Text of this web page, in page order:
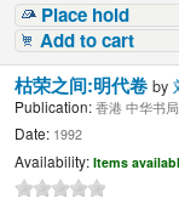
Place hold
Add to cart
枯荣之间:明代卷by
Publication: 香港 中华书
Date: 1992
Availability: Items